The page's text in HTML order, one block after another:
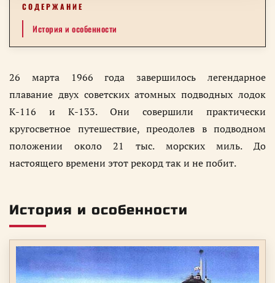
СОДЕРЖАНИЕ
История и особенности
26 марта 1966 года завершилось легендарное
плавание двух советских атомных подводных лодок
К-116 и К-133. Они совершили практически
кругосветное путешествие, преодолев в подводном
положении около 21 тыс. морских миль. До
настоящего времени этот рекорд так и не побит.
История и особенности